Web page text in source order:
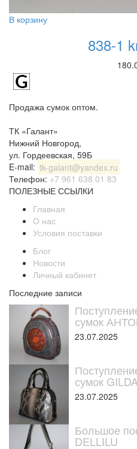
В корзину
838-1
Продажа сумок оптом.
ТК «Галант»
Нижний Новгород,
ул. Гордеевская, 59Б
E-mail: tk-galant@yandex.ru
Телефон: +7 961 638 01 83
ПОЛЕЗНЫЕ ССЫЛКИ
Главная
О нас
Условия поставки
Блог
Новости
Личный кабинет
Последние записи
сумок
23.07.2025
сумок
23.07.2025
Большое
DELLILU